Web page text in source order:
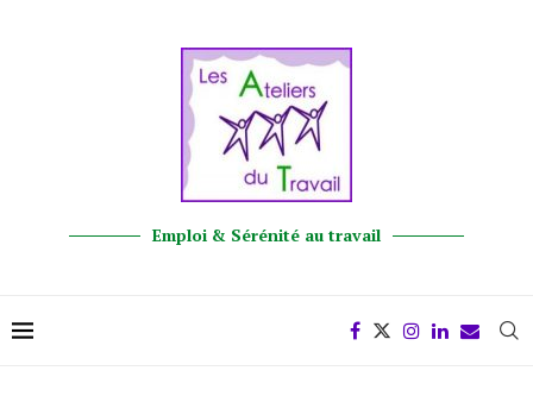
Emploi & Sérénité au travail